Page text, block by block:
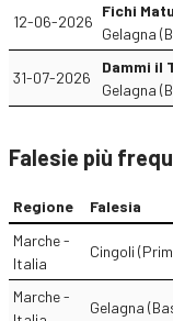
12-06-2026
Fichi
Gelagna
31-07-2026
Dammi il
Gelagna
Falesie più
Regione Falesia
Marche -
Italia
Cingoli
Marche -
Gelagna